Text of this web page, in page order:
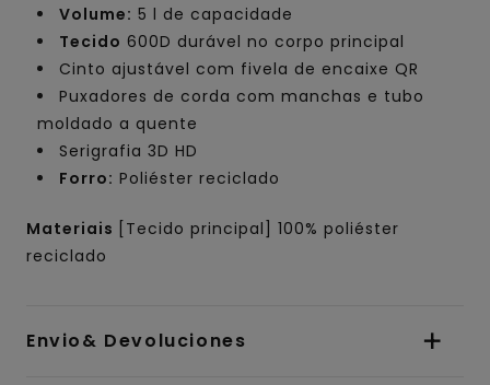
Volume: 5 l de capacidade
Tecido 600D durável no corpo principal
Cinto ajustável com fivela de encaixe QR
Puxadores de corda com manchas e tubo
moldado a quente
Serigrafia 3D HD
Forro: Poliéster reciclado
Materiais
[Tecido principal] 100% poliéster
reciclado
Envio& Devoluciones